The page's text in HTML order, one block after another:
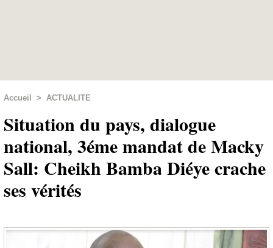
Accueil > ACTUALITE
Situation du pays, dialogue
national, 3éme mandat de Macky
Sall: Cheikh Bamba Diéye crache
ses vérités